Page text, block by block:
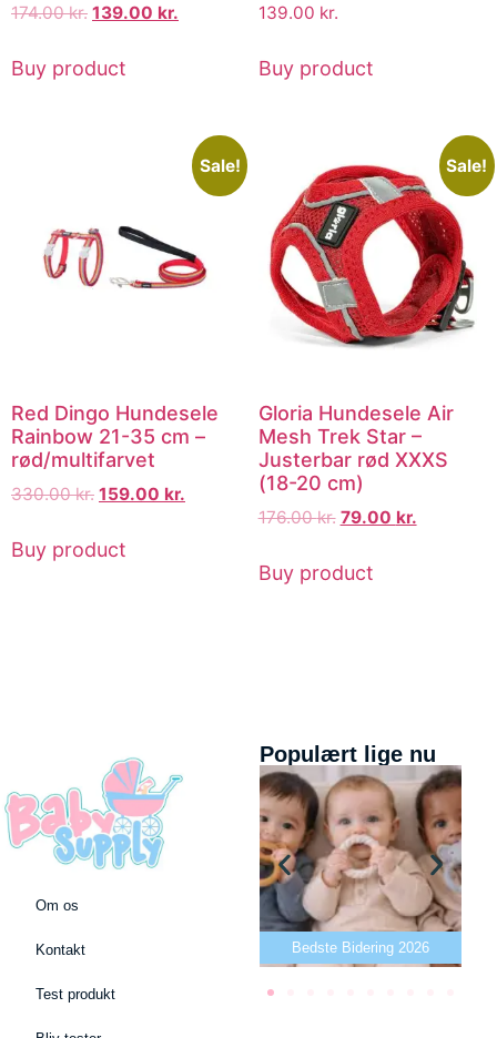
174.00kr. 139.00 kr.
Buy product
139.00 kr.
Buy product
Sale!
Red Dingo Hundesele
Rainbow 21-35 cm –
rød/multifarvet
330.00kr. 159.00 kr.
Buy product
Sale!
Gloria Hundesele Air
Mesh Trek Star –
Justerbar rød XXXS
(18-20 cm)
176.00kr. 79.00 kr.
Buy product
Om os
Kontakt
Test produkt
Populært lige nu
Bedste puslepude 2026 Bedste Bidering 2026